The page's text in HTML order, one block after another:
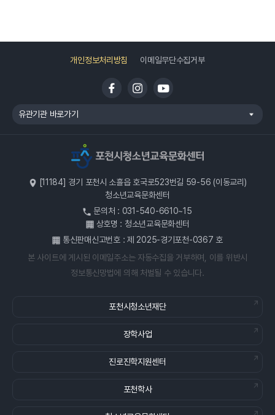
개인정보처리방침 이메일무단수집거부
유관기관 바로가기
[11184] 경기 포천시 소흘읍 호국로523번길 59-56 (이동교리)
청소년교육문화센터
문의처 : 031-540-6610~15
상호명 : 청소년교육문화센터
통신판매신고번호 : 제 2025-경기포천-0367 호
본 사이트에 게시된 이메일주소는 자동수집을 거부하며, 이를 위반시
정보통신망법에 의해 처벌될 수 있습니다.
포천시청소년재단
장학사업
진로진학지원센터
포천학사